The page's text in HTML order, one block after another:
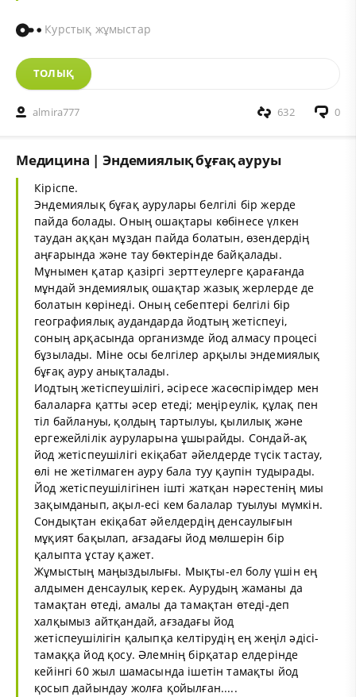
Курстық жұмыстар
ТОЛЫҚ
almira777 0
632
Медицина | Эндемиялық бұғақ ауруы
Кіріспе.
Эндемиялық бұғақ аурулары белгілі бір жерде
пайда болады. Оның ошақтары көбінесе үлкен
таудан аққан мұздан пайда болатын, өзендердің
аңғарында және тау бөктерінде байқалады.
Мұнымен қатар қазіргі зерттеулерге қарағанда
мұндай эндемиялық ошақтар жазық жерлерде де
болатын көрінеді. Оның себептері белгілі бір
географиялық аудандарда йодтың жетіспеуі,
соның арқасында организмде йод алмасу процесі
бұзылады. Міне осы белгілер арқылы эндемиялық
бұғақ ауру анықталады.
Иодтың жетіспеушілігі, әсіресе жасөспірімдер мен
балаларға қатты әсер етеді; меңіреулік, құлақ пен
тіл байлануы, қолдың тартылуы, қылилық және
ергежейлілік ауруларына ұшырайды. Сондай-ақ
йод жетіспеушілігі екіқабат әйелдерде түсік тастау,
өлі не жетілмаген ауру бала туу қаупін тудырады.
Йод жетіспеушілігінен ішті жатқан нәрестенің миы
зақымданып, ақыл-есі кем балалар туылуы мүмкін.
Сондықтан екіқабат әйелдердің денсаулығын
мұқият бақылап, ағзадағы йод мөлшерін бір
қалыпта ұстау қажет.
Жұмыстың маңыздылығы. Мықты-ел болу үшін ең
алдымен денсаулық керек. Аурудың жаманы да
тамақтан өтеді, амалы да тамақтан өтеді-деп
халқымыз айтқандай, ағзадағы йод
жетіспеушілігін қалыпқа келтірудің ең жеңіл әдісі-
тамаққа йод қосу. Әлемнің бірқатар елдерінде
кейінгі 60 жыл шамасында ішетін тамақты йод
қосып дайындау жолға қойылған.....